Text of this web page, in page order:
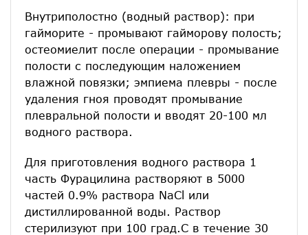
Внутриполостно (водный раствор): при
гайморите - промывают гайморову полость;
остеомиелит после операции - промывание
полости с последующим наложением
влажной повязки; эмпиема плевры - после
удаления гноя проводят промывание
плевральной полости и вводят 20-100 мл
водного раствора.
Для приготовления водного раствора 1
часть Фурацилина растворяют в 5000
частей 0.9% раствора NaCl или
дистиллированной воды. Раствор
стерилизуют при 100 град.С в течение 30